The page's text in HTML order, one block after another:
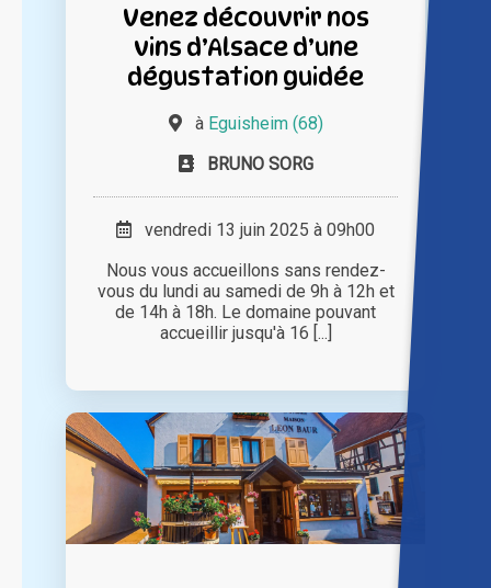
Venez découvrir nos
vins d’Alsace d’une
dégustation guidée
à Eguisheim (68)
BRUNO SORG
vendredi 13 juin 2025 à 09h00
Nous vous accueillons sans rendez-
vous du lundi au samedi de 9h à 12h et
de 14h à 18h. Le domaine pouvant
accueillir jusqu'à 16 [...]